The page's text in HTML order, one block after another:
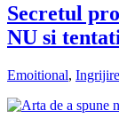
Secretul
NU si
Emoitional,